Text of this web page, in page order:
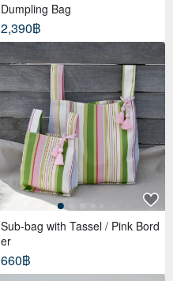
Dumpling Bag
2,390฿
Sub-bag with Tassel / Pink Bord
er
660฿